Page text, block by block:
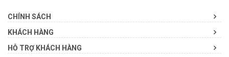
CHÍNH SÁCH
KHÁCH HÀNG
HỖ TRỢ KHÁCH HÀNG